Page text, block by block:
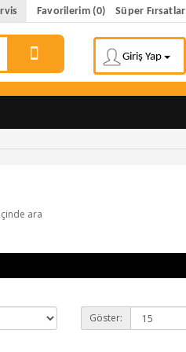
Favorilerim (0) Süper Fırsatlar
Giriş Yap
ara
Göster: